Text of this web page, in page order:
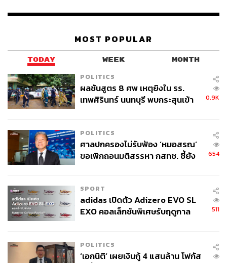
MOST POPULAR
TODAY WEEK MONTH
POLITICS
ผลชันสูตร 8 ศพ เหตุยิงใน รร.
เทพศิรินทร์ นนทบุรี พบกระสุนเข้า
0.9K
POLITICS
ศาลปกครองไม่รับฟ้อง ‘หมอสรณ’
ขอเพิกถอนมติสรรหา กสทช. ชี้ยัง
654
SPORT
adidas เปิดตัว Adizero EVO SL
EXO คอลเล็กชันพิเศษรับฤดูกาล
511
POLITICS
‘เอกนิติ’ เผยเงินกู้ 4 แสนล้าน โฟกัส